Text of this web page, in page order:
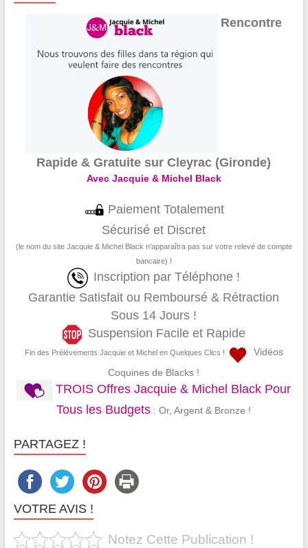
Rencontre
Rapide & Gratuite sur Cleyrac (Gironde)
Avec Jacquie & Michel Black
Paiement Totalement
Sécurisé et Discret
(le nom du site Jacquie & Michel Black n’apparaîtra pas sur votre relevé de compte
bancaire) !
Inscription par Téléphone !
Garantie Satisfait ou Remboursé & Rétraction
Sous 14 Jours !
Suspension Facile et Rapide
Fin des Prélèvements Jacquie et Michel en Quelques Clics !
Vidéos
Coquines de Blacks !
TROIS Offres Jacquie & Michel Black Pour
Tous les Budgets : Or, Argent & Bronze !
PARTAGEZ !
VOTRE AVIS !
Notez Cette Publication !